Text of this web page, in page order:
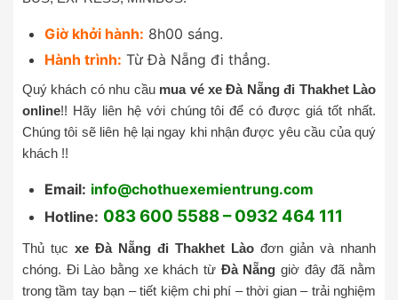
Giờ khởi hành: 8h00 sáng.
Hành trình: Từ Đà Nẵng đi thẳng.
Quý khách có nhu cầu mua vé xe Đà Nẵng đi Thakhet Lào
online!! Hãy liên hệ với chúng tôi để có được giá tốt nhất.
Chúng tôi sẽ liên hệ lại ngay khi nhận được yêu cầu của quý
khách !!
Email: info@chothuexemientrung.com
Hotline: 083 600 5588 – 0932 464 111
Thủ tục xe Đà Nẵng đi Thakhet Lào đơn giản và nhanh
chóng. Đi Lào bằng xe khách từ Đà Nẵng giờ đây đã nằm
trong tầm tay bạn – tiết kiệm chi phí – thời gian – trải nghiệm